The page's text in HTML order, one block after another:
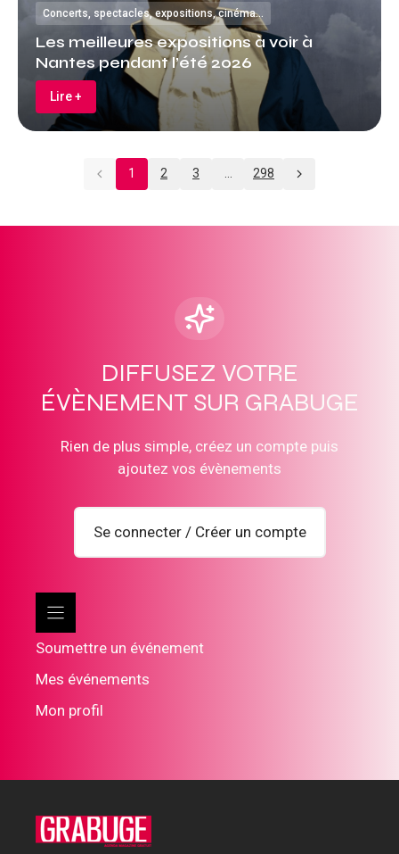
Concerts, spectacles, expositions, cinéma…
Les meilleures expositions à voir à
Nantes pendant l’été 2026
Lire +
1 2 3 298
DIFFUSEZ VOTRE
ÉVÈNEMENT SUR GRABUGE
Rien de plus simple, créez un compte puis
ajoutez vos évènements
Se connecter / Créer un compte
Soumettre un événement
Mes événements
Mon profil